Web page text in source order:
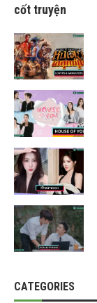
cốt truyện
CATEGORIES